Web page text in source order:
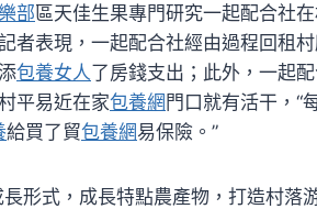
部區天佳生果專門研究一起配合社
者表現，一起配合社經由過程回租
包養女人了房錢支出；此外，一起
平易近在家包養網 門口就有活干，“
給買了貿包養網易保險。”
形式，成長特點農產物，打造村落